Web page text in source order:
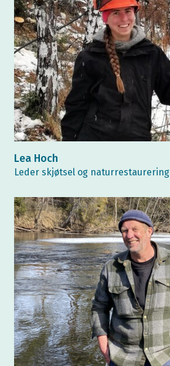
Lea Hoch
Leder skjøtsel og naturrestaurering